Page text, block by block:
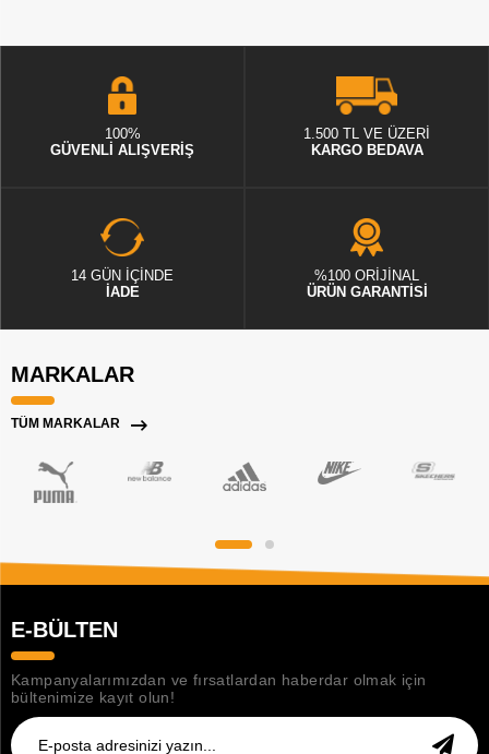
100%
GÜVENLİ ALIŞVERİŞ
1.500 TL VE ÜZERİ
KARGO BEDAVA
14 GÜN İÇİNDE
İADE
%100 ORİJİNAL
ÜRÜN GARANTİSİ
MARKALAR
TÜM MARKALAR
E-BÜLTEN
Kampanyalarımızdan ve fırsatlardan haberdar olmak için
bültenimize kayıt olun!